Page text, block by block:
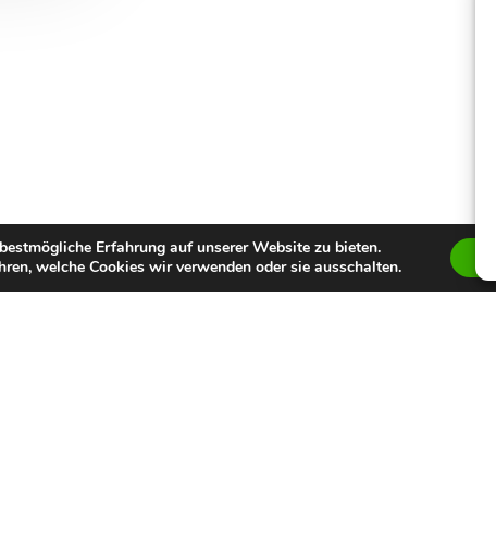
Erfahrung auf unserer Website zu bieten.
welche Cookies wir verwenden oder sie ausschalten.